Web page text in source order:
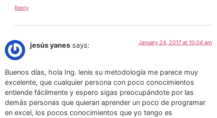
Reply
jesús yanes says: January 24, 2017 at 10:04 am
Buenos días, hola Ing. lenis su metodología me parece muy
excelente, que cualquier persona con poco conocimientos
entiende fácilmente y espero sigas preocupándote por las
demás personas que quieran aprender un poco de programar
en excel, los pocos conocimientos que yo tengo es